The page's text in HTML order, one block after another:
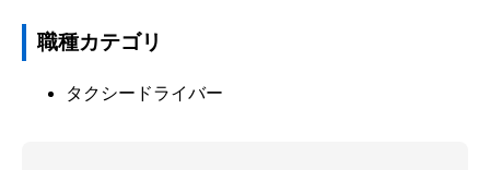
職種カテゴリ
タクシードライバー